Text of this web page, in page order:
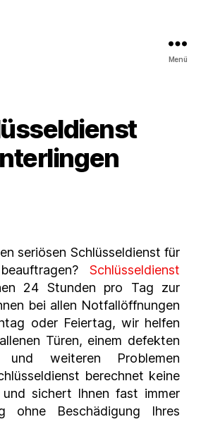
Menü
seriösen Schlüsseldienst für
Schlüsseldienst
24 Stunden pro Tag zur
bei allen Notfallöffnungen
oder Feiertag, wir helfen
Türen, einem defekten
und weiteren Problemen
berechnet keine
sichert Ihnen fast immer
ohne Beschädigung Ihres